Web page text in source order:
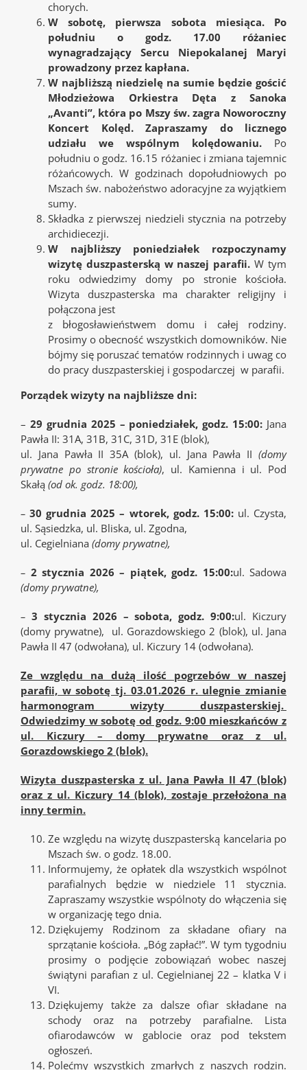
chorych.
W sobotę, pierwsza sobota miesiąca. Po
południu o godz. 17.00 różaniec
wynagradzający Sercu Niepokalanej Maryi
prowadzony przez kapłana.
W najbliższą niedzielę na sumie będzie gościć
Młodzieżowa Orkiestra Dęta z Sanoka
„Avanti”, która po Mszy św. zagra Noworoczny
Koncert Kolęd. Zapraszamy do licznego
udziału we wspólnym kolędowaniu. Po
południu o godz. 16.15 różaniec i zmiana tajemnic
różańcowych. W godzinach dopołudniowych po
Mszach św. nabożeństwo adoracyjne za wyjątkiem
sumy.
Składka z pierwszej niedzieli stycznia na potrzeby
archidiecezji.
W najbliższy poniedziałek rozpoczynamy
wizytę duszpasterską w naszej parafii. W tym
roku odwiedzimy domy po stronie kościoła.
Wizyta duszpasterska ma charakter religijny i
połączona jest
z błogosławieństwem domu i całej rodziny.
Prosimy o obecność wszystkich domowników. Nie
bójmy się poruszać tematów rodzinnych i uwag co
do pracy duszpasterskiej i gospodarczej w parafii.
Porządek wizyty na najbliższe dni:
– 29 grudnia 2025 – poniedziałek, godz. 15:00: Jana
Pawła II: 31A, 31B, 31C, 31D, 31E (blok),
ul. Jana Pawła II 35A (blok), ul. Jana Pawła II (domy
prywatne po stronie kościoła), ul. Kamienna i ul. Pod
Skałą (od ok. godz. 18:00),
–30 grudnia 2025 – wtorek, godz. 15:00: ul. Czysta,
ul. Sąsiedzka, ul. Bliska, ul. Zgodna,
ul. Cegielniana (domy prywatne),
– 2 stycznia 2026 – piątek, godz. 15:00:ul. Sadowa
(domy prywatne),
– 3 stycznia 2026 – sobota, godz. 9:00:ul. Kiczury
(domy prywatne), ul. Gorazdowskiego 2 (blok), ul. Jana
Pawła II 47 (odwołana), ul. Kiczury 14 (odwołana).
Ze względu na dużą ilość pogrzebów w naszej
parafii, w sobotę tj. 03.01.2026 r. ulegnie zmianie
harmonogram wizyty duszpasterskiej.
Odwiedzimy w sobotę od godz. 9:00 mieszkańców z
ul. Kiczury – domy prywatne oraz z ul.
Gorazdowskiego 2 (blok).
Wizyta duszpasterska z ul. Jana Pawła II 47 (blok)
oraz z ul. Kiczury 14 (blok), zostaje przełożona na
inny termin.
Ze względu na wizytę duszpasterską kancelaria po
Mszach św. o godz. 18.00.
Informujemy, że opłatek dla wszystkich wspólnot
parafialnych będzie w niedziele 11 stycznia.
Zapraszamy wszystkie wspólnoty do włączenia się
w organizację tego dnia.
Dziękujemy Rodzinom za składane ofiary na
sprzątanie kościoła. „Bóg zapłać!”. W tym tygodniu
prosimy o podjęcie zobowiązań wobec naszej
świątyni parafian z ul. Cegielnianej 22 – klatka V i
VI.
Dziękujemy także za dalsze ofiar składane na
schody oraz na potrzeby parafialne. Lista
ofiarodawców w gablocie oraz pod tekstem
ogłoszeń.
Polećmy wszystkich zmarłych z naszych rodzin.